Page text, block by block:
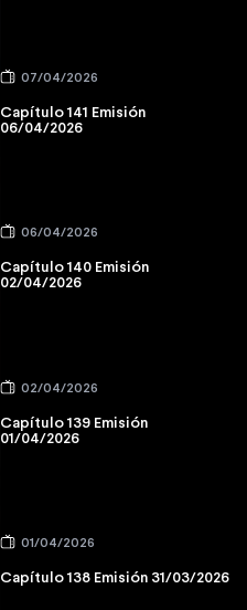
07/04/2026
Capítulo 141 Emisión
06/04/2026
06/04/2026
Capítulo 140 Emisión
02/04/2026
02/04/2026
Capítulo 139 Emisión
01/04/2026
01/04/2026
Capítulo 138 Emisión 31/03/2026